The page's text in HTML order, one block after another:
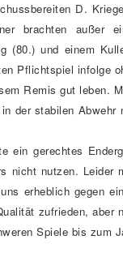
D.
brachten außer
(80.) und einem
Pflichtspiel infolge
Remis gut leben.
der stabilen
ein gerechtes
nicht nutzen. Leider
erheblich gegen
zufrieden,
Spiele bis zum